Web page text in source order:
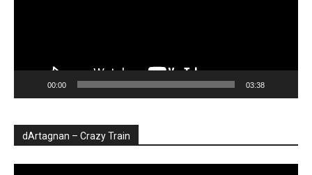
00:00 03:38
dArtagnan – Crazy Train